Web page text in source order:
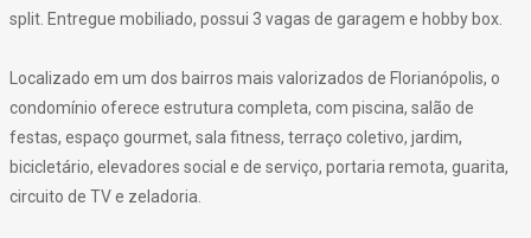
split. Entregue mobiliado, possui 3 vagas de garagem e hobby box.
Localizado em um dos bairros mais valorizados de Florianópolis, o
condomínio oferece estrutura completa, com piscina, salão de
festas, espaço gourmet, sala fitness, terraço coletivo, jardim,
bicicletário, elevadores social e de serviço, portaria remota, guarita,
circuito de TV e zeladoria.